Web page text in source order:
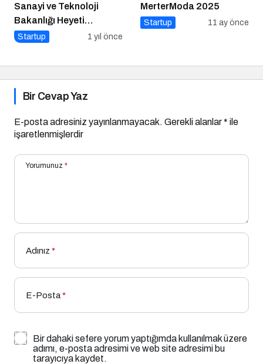
Sanayi ve Teknoloji
Bakanlığı Heyeti
Marmara Teknokent’i
Startup 1 yıl önce
MerterModa 2025
Startup 11 ay önce
Bir Cevap Yaz
E-posta adresiniz yayınlanmayacak. Gerekli alanlar* ile
işaretlenmişlerdir
Yorumunuz *
Adınız *
E-Posta*
Bir dahaki sefere yorum yaptığımda kullanılmak üzere
adımı, e-posta adresimi ve web site adresimi bu
tarayıcıya kaydet.